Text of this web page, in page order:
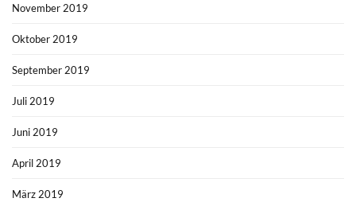
November 2019
Oktober 2019
September 2019
Juli 2019
Juni 2019
April 2019
März 2019